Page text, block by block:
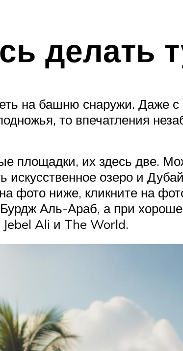
делать
на башню снаружи. Даже
то впечатления
площадки, их здесь две.
искусственное озеро и
фото ниже, кликните на
Аль-Араб, а при
Ali и The World.